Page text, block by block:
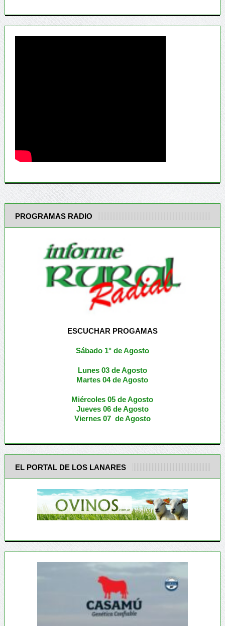
PROGRAMAS RADIO
ESCUCHAR PROGAMAS
Sábado 1° de Agosto
Lunes 03 de Agosto
Martes 04 de Agosto
Miércoles 05 deAgosto
Jueves 06 de Agosto
Viernes 07 de Agosto
EL PORTAL DE LOS LANARES